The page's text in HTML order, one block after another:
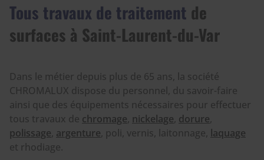
Tous travaux de traitement de
surfaces à Saint-Laurent-du-Var
Dans le métier depuis plus de 65 ans, la société
CHROMALUX dispose du personnel, du savoir-faire
ainsi que des équipements nécessaires pour effectuer
tous travaux de chromage, nickelage, dorure,
polissage, argenture, poli, vernis, laitonnage, laquage
et rhodiage.